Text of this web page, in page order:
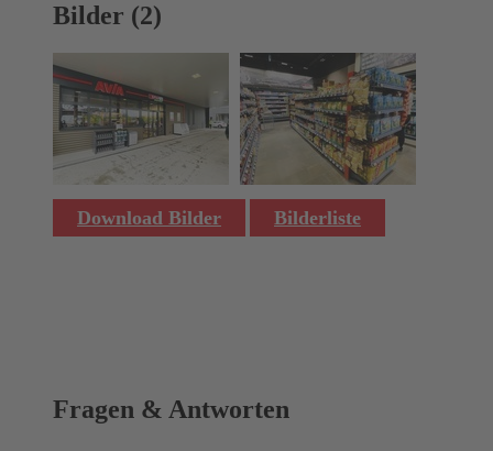
Bilder (2)
Download Bilder Bilderliste
Fragen & Antworten